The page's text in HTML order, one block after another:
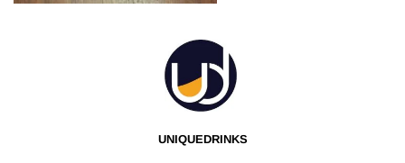
UNIQUEDRINKS